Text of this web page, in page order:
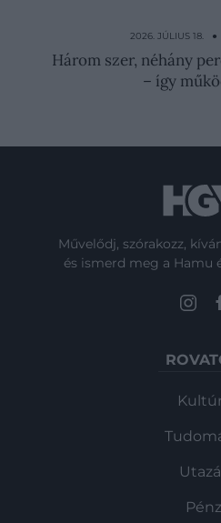
Embert küldtünk a
tudjuk
2026. JÚLIUS 18. ●
Három szer, néhány
– így
Művelődj, szórakozz,
és ismerd meg a Hamu
Pénz